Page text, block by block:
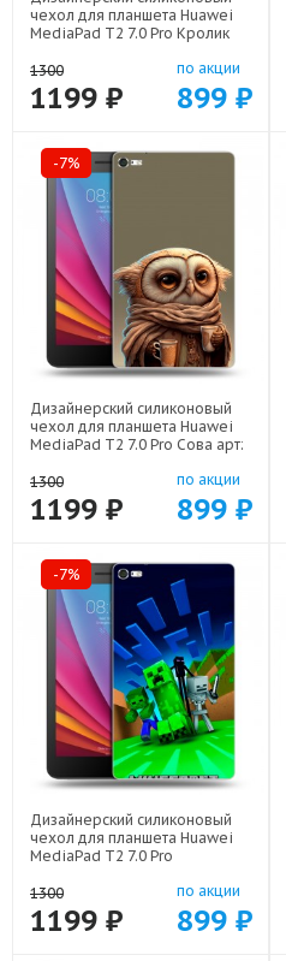
чехол для планшета Huawei
MediaPad T2 7.0 Pro Кролик
1300
1199 ₽
по акции
899 ₽
-7%
Дизайнерский силиконовый
чехол для планшета Huawei
MediaPad T2 7.0 Pro Сова арт:
1300
1199 ₽
по акции
899 ₽
-7%
Дизайнерский силиконовый
чехол для планшета Huawei
MediaPad T2 7.0 Pro
1300
1199 ₽
по акции
899 ₽